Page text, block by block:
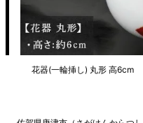
花器(一輪挿し) 丸形 高6cm